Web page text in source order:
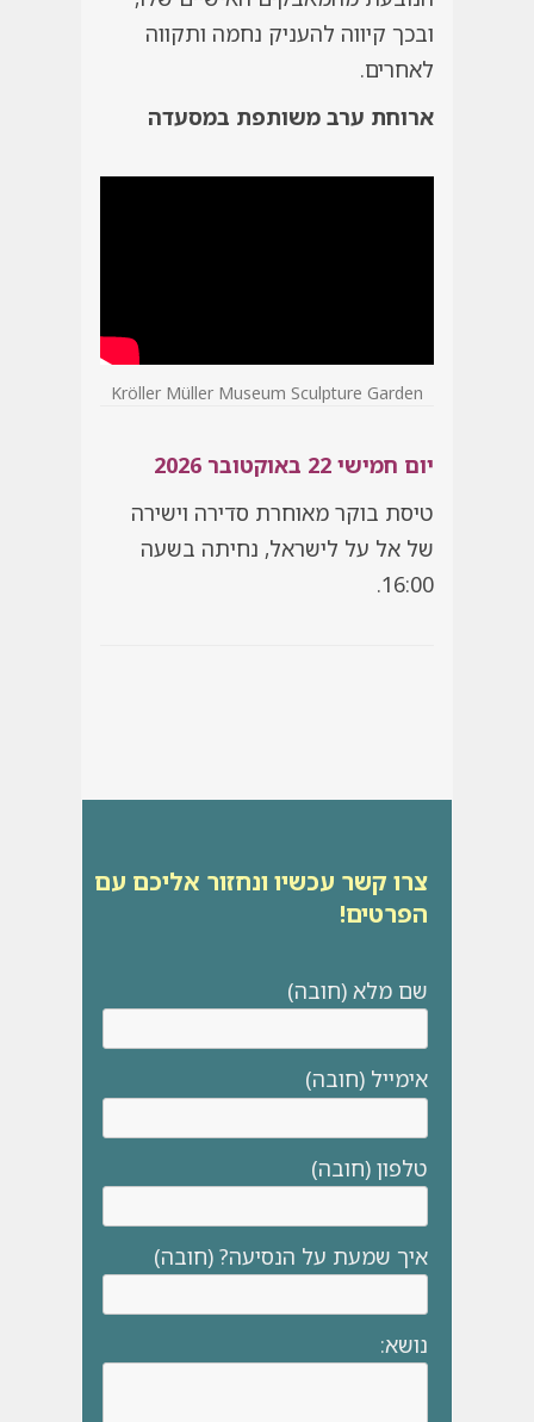
ובכך קיווה להעניק נחמה ותקווה
לאחרים.
ארוחת ערב משותפת במסעדה
Kröller Müller Museum Sculpture Garden
יום חמישי 22 באוקטובר 2026
טיסת בוקר מאוחרת סדירה וישירה
של אל על לישראל, נחיתה בשעה
16:00.
צרו קשר עכשיו ונחזור אליכם עם
הפרטים!
שם מלא (חובה)
אימייל (חובה)
טלפון (חובה)
איך שמעת על הנסיעה? (חובה)
נושא: